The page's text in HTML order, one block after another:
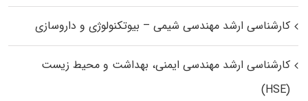
کارشناسی ارشد مهندسی شیمی – بیوتکنولوژی و داروسازی
کارشناسی ارشد مهندسی ایمنی، بهداشت و محیط زیست
(HSE)